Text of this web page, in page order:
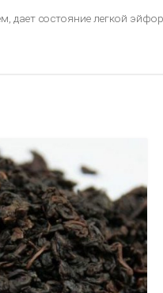
дает состояние легкой